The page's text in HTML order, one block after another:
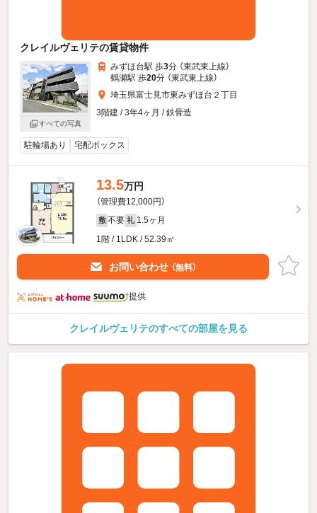
クレイルヴェリテの賃貸物件
すべての写真
みずほ台駅 歩3分 （東武東上線）
鶴瀬駅 歩20分 （東武東上線）
埼玉県富士見市東みずほ台２丁目
3階建 / 3年4ヶ月 / 鉄骨造
駐輪場あり 宅配ボックス
13.5万円
（管理費12,000円）
敷 不要 礼 1.5ヶ月
1階 / 1LDK / 52.39㎡
お問い合わせ （無料）
提供
クレイルヴェリテのすべての部屋を見る